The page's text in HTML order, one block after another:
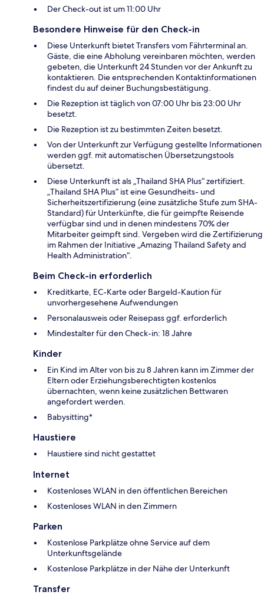
Der Check-out ist um 11:00 Uhr
Besondere Hinweise für den Check-in
Diese Unterkunft bietet Transfers vom Fährterminal an.
Gäste, die eine Abholung vereinbaren möchten, werden
gebeten, die Unterkunft 24 Stunden vor der Ankunft zu
kontaktieren. Die entsprechenden Kontaktinformationen
findest du auf deiner Buchungsbestätigung.
Die Rezeption ist täglich von 07:00 Uhr bis 23:00 Uhr
besetzt.
Die Rezeption ist zu bestimmten Zeiten besetzt.
Von der Unterkunft zur Verfügung gestellte Informationen
werden ggf. mit automatischen Übersetzungstools
übersetzt.
Diese Unterkunft ist als „Thailand SHA Plus“ zertifiziert.
„Thailand SHA Plus“ ist eine Gesundheits- und
Sicherheitszertifizierung (eine zusätzliche Stufe zum SHA-
Standard) für Unterkünfte, die für geimpfte Reisende
verfügbar sind und in denen mindestens 70% der
Mitarbeiter geimpft sind. Vergeben wird die Zertifizierung
im Rahmen der Initiative „Amazing Thailand Safety and
Health Administration“.
Beim Check-in erforderlich
Kreditkarte, EC-Karte oder Bargeld-Kaution für
unvorhergesehene Aufwendungen
Personalausweis oder Reisepass ggf. erforderlich
Mindestalter für den Check-in: 18 Jahre
Kinder
Ein Kind im Alter von bis zu 8 Jahren kann im Zimmer der
Eltern oder Erziehungsberechtigten kostenlos
übernachten, wenn keine zusätzlichen Bettwaren
angefordert werden.
Babysitting*
Haustiere
Haustiere sind nicht gestattet
Internet
Kostenloses WLAN in den öffentlichen Bereichen
Kostenloses WLAN in den Zimmern
Parken
Kostenlose Parkplätze ohne Service auf dem
Unterkunftsgelände
Kostenlose Parkplätze in der Nähe der Unterkunft
Transfer